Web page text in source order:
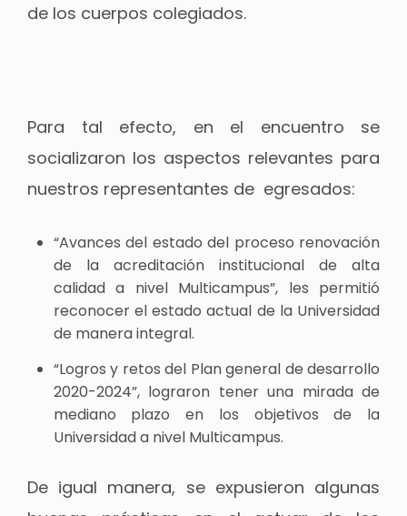
de los cuerpos colegiados.
Para tal efecto, en el encuentro se
socializaron los aspectos relevantes para
nuestros representantes de egresados:
“Avances del estado del proceso renovación
de la acreditación institucional de alta
calidad a nivel Multicampus”, les permitió
reconocer el estado actual de la Universidad
de manera integral.
“Logros y retos del Plan general de desarrollo
2020-2024”, lograron tener una mirada de
mediano plazo en los objetivos de la
Universidad a nivel Multicampus.
De igual manera, se expusieron algunas